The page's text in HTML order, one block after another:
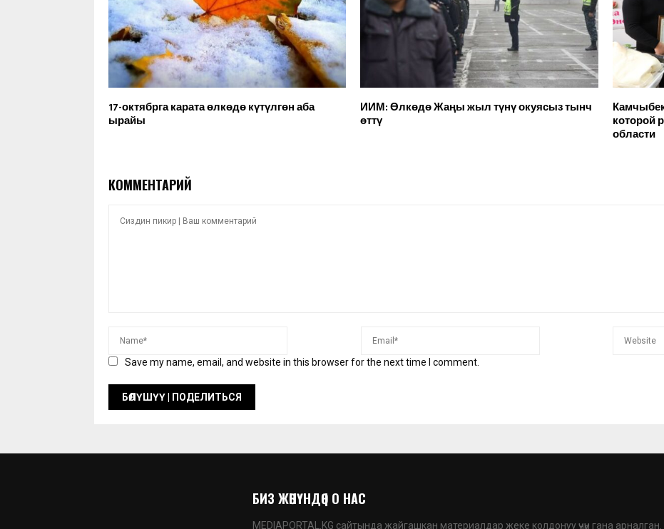
17-октябрга карата өлкөдө күтүлгөн аба
ырайы
ИИМ: Өлкөдө Жаңы жыл түнү окуясыз тынч
өттү которой
области
КОММЕНТАРИЙ
Save my name, email, and website in this browser for the next time I comment.
БИЗ ЖӨНҮНДӨ | О НАС
MEDIAPORTAL.KG сайтында жайгашкан материалдар жеке колдонуу үчүн гана арналган.